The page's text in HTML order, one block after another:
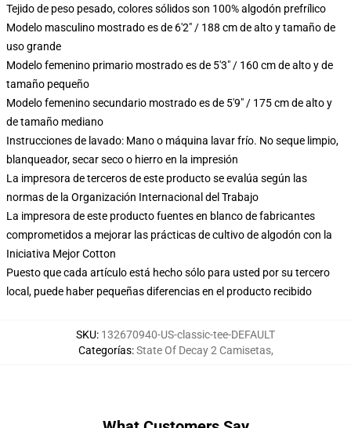
Tejido de peso pesado, colores sólidos son 100% algodón prefrílico
Modelo masculino mostrado es de 6'2" / 188 cm de alto y tamaño de
uso grande
Modelo femenino primario mostrado es de 5'3" / 160 cm de alto y de
tamaño pequeño
Modelo femenino secundario mostrado es de 5'9" / 175 cm de alto y
de tamaño mediano
Instrucciones de lavado: Mano o máquina lavar frío. No seque limpio,
blanqueador, secar seco o hierro en la impresión
La impresora de terceros de este producto se evalúa según las
normas de la Organización Internacional del Trabajo
La impresora de este producto fuentes en blanco de fabricantes
comprometidos a mejorar las prácticas de cultivo de algodón con la
Iniciativa Mejor Cotton
Puesto que cada artículo está hecho sólo para usted por su tercero
local, puede haber pequeñas diferencias en el producto recibido
SKU: 132670940-US-classic-tee-DEFAULT
Categorías:State Of Decay 2 Camisetas,